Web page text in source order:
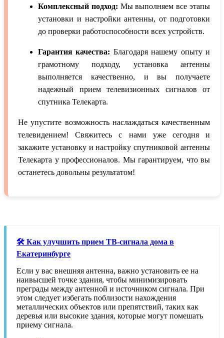
Комплексный подход: Мы выполняем все этапы
установки и настройки антенны, от подготовки
до проверки работоспособности всех устройств.
Гарантия качества: Благодаря нашему опыту и
грамотному подходу, установка антенны
выполняется качественно, и вы получаете
надежный прием телевизионных сигналов от
спутника Телекарта.
Не упустите возможность наслаждаться качественным
телевидением! Свяжитесь с нами уже сегодня и
закажите установку и настройку спутниковой антенны
Телекарта у профессионалов. Мы гарантируем, что вы
останетесь довольны результатом!
🛠️ Как улучшить прием ТВ-сигнала дома в
Екатеринбурге
Если у вас внешняя антенна, важно установить ее на
наивысшей точке здания, чтобы минимизировать
преграды между антенной и источником сигнала. При
этом следует избегать поблизости нахождения
металлических объектов или препятствий, таких как
деревья или высокие здания, которые могут помешать
приему сигнала.